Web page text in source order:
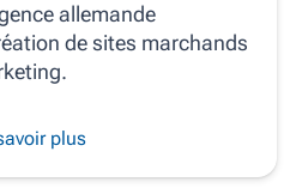
allemande
de sites marchands
plus